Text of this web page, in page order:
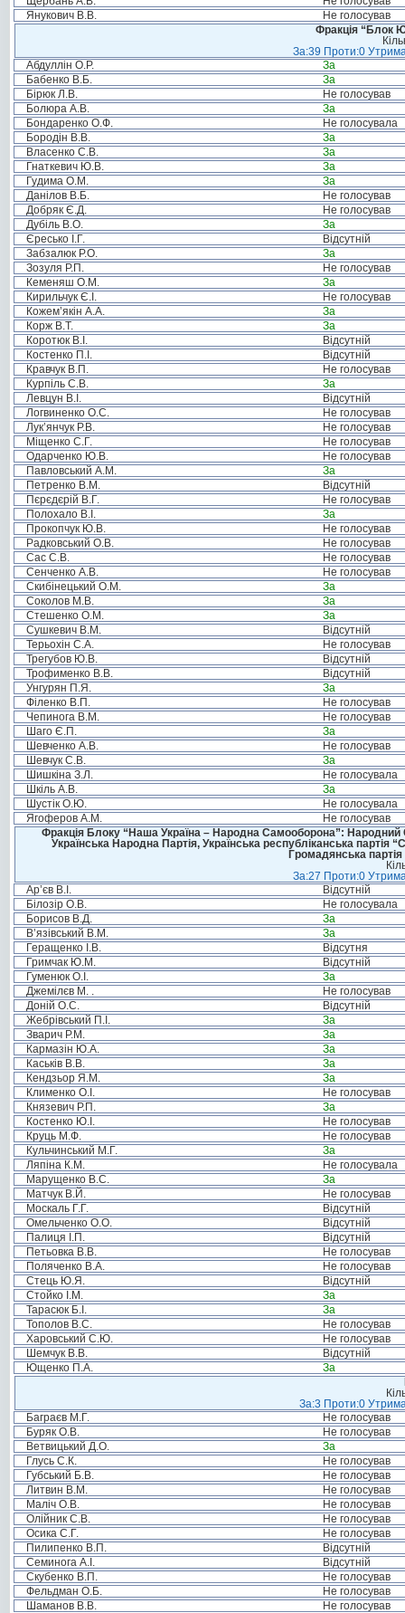
Янукович В.В.
Не голосував
Фракція “Блок
За:39 Проти:0
Абдуллін О.Р.
За
Бабенко В.Б.
За
Бірюк Л.В.
Не голосував
Болюра А.В.
За
Бондаренко О.Ф.
Не голосувала
Бородін В.В.
За
Власенко С.В.
За
Гнаткевич Ю.В.
За
Гудима О.М.
За
Данілов В.Б.
Не голосував
Добряк Є.Д.
Не голосував
Дубіль В.О.
За
Єресько І.Г.
Відсутній
Забзалюк Р.О.
За
Зозуля Р.П.
Не голосував
Кеменяш О.М.
За
Кирильчук Є.І.
Не голосував
Кожем’якін А.А.
За
Корж В.Т.
За
Коротюк В.І.
Відсутній
Костенко П.І.
Відсутній
Кравчук В.П.
Не голосував
Курпіль С.В.
За
Левцун В.І.
Відсутній
Логвиненко О.С.
Не голосував
Лук’янчук Р.В.
Не голосував
Міщенко С.Г.
Не голосував
Одарченко Ю.В.
Не голосував
Павловський А.М.
За
Петренко В.М.
Відсутній
Пєрєдєрій В.Г.
Не голосував
Полохало В.І.
За
Прокопчук Ю.В.
Не голосував
Радковський О.В.
Не голосував
Сас С.В.
Не голосував
Сенченко А.В.
Не голосував
Скибінецький О.М.
За
Соколов М.В.
За
Стешенко О.М.
За
Сушкевич В.М.
Відсутній
Терьохін С.А.
Не голосував
Трегубов Ю.В.
Відсутній
Трофименко В.В.
Відсутній
Унгурян П.Я.
За
Філенко В.П.
Не голосував
Чепинога В.М.
Не голосував
Шаго Є.П.
За
Шевченко А.В.
Не голосував
Шевчук С.В.
За
Шишкіна З.Л.
Не голосувала
Шкіль А.В.
За
Шустік О.Ю.
Не голосувала
Ягоферов А.М.
Не голосував
Фракція Блоку “Наша Україна – Народна Самооборона”: Народний
Українська Народна Партія, Українська республіканська
Громадянська
За:27 Проти:0
Ар’єв В.І.
Відсутній
Білозір О.В.
Не голосувала
Борисов В.Д.
За
В’язівський В.М.
За
Геращенко І.В.
Відсутня
Гримчак Ю.М.
Відсутній
Гуменюк О.І.
За
Джемілєв М. .
Не голосував
Доній О.С.
Відсутній
Жебрівський П.І.
За
Зварич Р.М.
За
Кармазін Ю.А.
За
Каськів В.В.
За
Кендзьор Я.М.
За
Клименко О.І.
Не голосував
Князевич Р.П.
За
Костенко Ю.І.
Не голосував
Круць М.Ф.
Не голосував
Кульчинський М.Г.
За
Ляпіна К.М.
Не голосувала
Марущенко В.С.
За
Матчук В.Й.
Не голосував
Москаль Г.Г.
Відсутній
Омельченко О.О.
Відсутній
Палиця І.П.
Відсутній
Петьовка В.В.
Не голосував
Поляченко В.А.
Не голосував
Стець Ю.Я.
Відсутній
Стойко І.М.
За
Тарасюк Б.І.
За
Тополов В.С.
Не голосував
Харовський С.Ю.
Не голосував
Шемчук В.В.
Відсутній
Ющенко П.А.
За
За:3 Проти:0
Баграєв М.Г.
Не голосував
Буряк О.В.
Не голосував
Ветвицький Д.О.
За
Глусь С.К.
Не голосував
Губський Б.В.
Не голосував
Литвин В.М.
Не голосував
Маліч О.В.
Не голосував
Олійник С.В.
Не голосував
Осика С.Г.
Не голосував
Пилипенко В.П.
Відсутній
Семинога А.І.
Відсутній
Скубенко В.П.
Не голосував
Фельдман О.Б.
Не голосував
Шаманов В.В.
Не голосував